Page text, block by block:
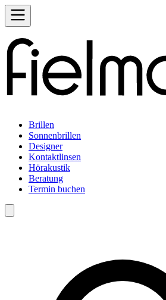
Brillen
Sonnenbrillen
Designer
Kontaktlinsen
Hörakustik
Beratung
Termin buchen